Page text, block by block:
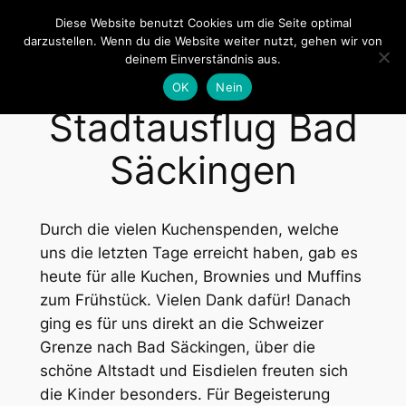
Inhalt
Zeltlager Billigheim
Stadtausflug Bad
Säckingen
Durch die vielen Kuchenspenden, welche
uns die letzten Tage erreicht haben, gab es
heute für alle Kuchen, Brownies und Muffins
zum Frühstück. Vielen Dank dafür! Danach
ging es für uns direkt an die Schweizer
Grenze nach Bad Säckingen, über die
schöne Altstadt und Eisdielen freuten sich
die Kinder besonders. Für Begeisterung
Diese Website benutzt Cookies um die Seite optimal
darzustellen. Wenn du die Website weiter nutzt, gehen wir von
deinem Einverständnis aus.
OK
Nein